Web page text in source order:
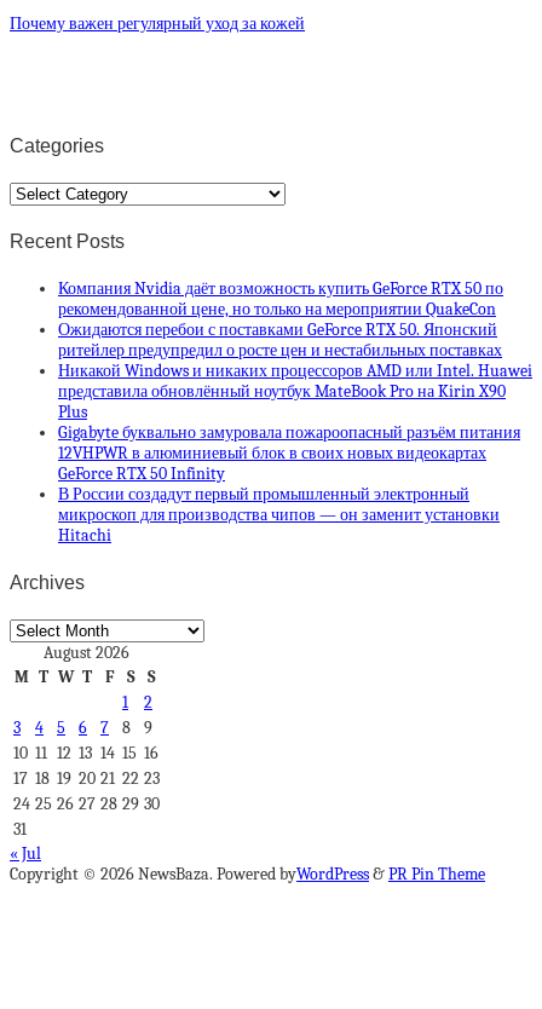
Почему важен регулярный уход за кожей
Categories
Categories
Recent Posts
Компания Nvidia даёт возможность купить GeForce RTX 50 по
рекомендованной цене, но только на мероприятии QuakeCon
Ожидаются перебои с поставками GeForce RTX 50. Японский
ритейлер предупредил о росте цен и нестабильных поставках
Никакой Windows и никаких процессоров AMD или Intel. Huawei
представила обновлённый ноутбук MateBook Pro на Kirin X90
Plus
Gigabyte буквально замуровала пожароопасный разъём питания
12VHPWR в алюминиевый блок в своих новых видеокартах
GeForce RTX 50 Infinity
В России создадут первый промышленный электронный
микроскоп для производства чипов — он заменит установки
Hitachi
Archives
Archives
August 2026
M T W T F S
S
1
2
3
4 5 6 7 8
9
10 11 12 13 14 15 16
17 18 19 20 21 22 23
24 25 26 27 28 29 30
31
« Jul
Copyright © 2026 NewsBaza. Powered byWordPress&PR Pin Theme